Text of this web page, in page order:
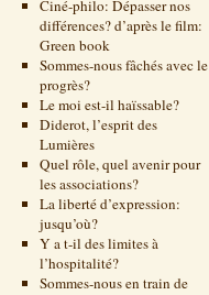
Ciné-philo: Dépasser nos
différences? d’après le film:
Green book
Sommes-nous fâchés avec le
progrès?
Le moi est-il haïssable?
Diderot, l’esprit des
Lumières
Quel rôle, quel avenir pour
les associations?
La liberté d’expression:
jusqu’où?
Y a t-il des limites à
l’hospitalité?
Sommes-nous en train de